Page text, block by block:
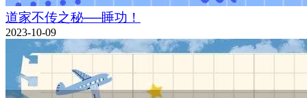
道家不传之秘──睡功！
2023-10-09